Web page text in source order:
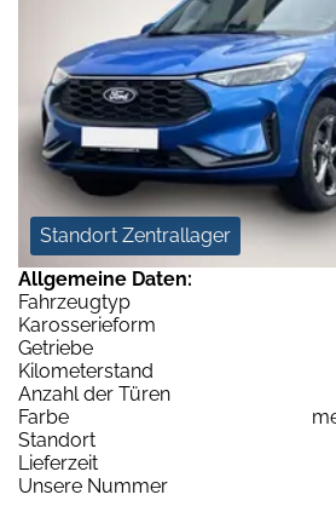
Standort Zentrallager
Allgemeine Daten:
Fahrzeugtyp
Karosserieform
Getriebe
Kilometerstand
Anzahl der Türen
Farbe
Standort
Lieferzeit
Unsere Nummer